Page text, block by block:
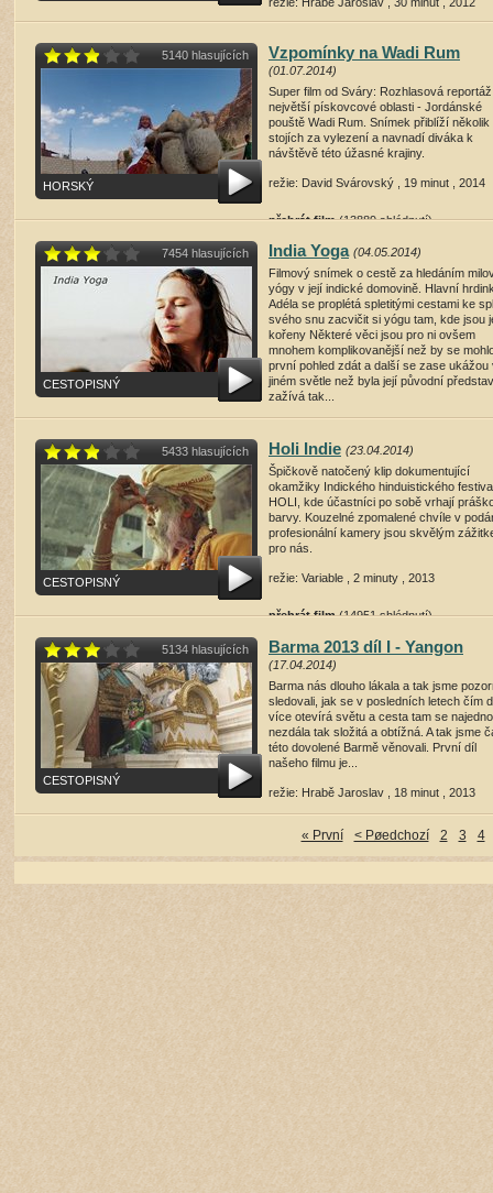
5140 hlasujících
HORSKÝ
Vzpomínky na Wadi Rum
(01.07.2014)
Super film od Sváry: Rozhlasová
největší pískovcové oblasti - Jordánské
pouště Wadi Rum. Snímek přiblíží několik
stojích za vylezení a navnadí diváka k
návštěvě této úžasné krajiny.
režie: David Svárovský , 19 minut , 2014
přehrát film (13889 shlédnutí)
7454 hlasujících
CESTOPISNÝ
India Yoga (04.05.2014)
Filmový snímek o cestě za hledáním
yógy v její indické domovině. Hlavní
Adéla se proplétá spletitými cestami ke
svého snu zacvičit si yógu tam, kde jsou
kořeny Některé věci jsou pro ni ovšem
mnohem komplikovanější než by se
první pohled zdát a další se zase ukážou
jiném světle než byla její původní
zažívá tak...
přehrát film (28646 shlédnutí)
5433 hlasujících
CESTOPISNÝ
Holi Indie (23.04.2014)
Špičkově natočený klip dokumentující
okamžiky Indického hinduistického
HOLI, kde účastníci po sobě vrhají
barvy. Kouzelné zpomalené chvíle v
profesionální kamery jsou skvělým
pro nás.
režie: Variable , 2 minuty , 2013
přehrát film (14951 shlédnutí)
5134 hlasujících
CESTOPISNÝ
Barma 2013 díl I - Yangon
(17.04.2014)
Barma nás dlouho lákala a tak jsme
sledovali, jak se v posledních letech čím
více otevírá světu a cesta tam se
nezdála tak složitá a obtížná. A tak jsme
této dovolené Barmě věnovali. První díl
našeho filmu je...
režie: Hrabě Jaroslav , 18 minut , 2013
přehrát film (14230 shlédnutí)
« První < Pøedchozí 2 3 4